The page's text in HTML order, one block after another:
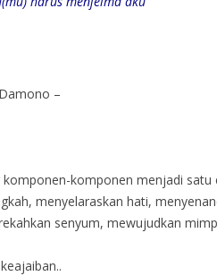
–
komponen menjadi
menyelaraskan hati,
senyum, mewujudkan